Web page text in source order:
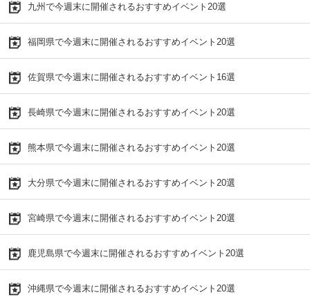
九州で今週末に開催されるおすすめイベント20選
福岡県で今週末に開催されるおすすめイベント20選
佐賀県で今週末に開催されるおすすめイベント16選
長崎県で今週末に開催されるおすすめイベント20選
熊本県で今週末に開催されるおすすめイベント20選
大分県で今週末に開催されるおすすめイベント20選
宮崎県で今週末に開催されるおすすめイベント20選
鹿児島県で今週末に開催されるおすすめイベント20選
沖縄県で今週末に開催されるおすすめイベント20選